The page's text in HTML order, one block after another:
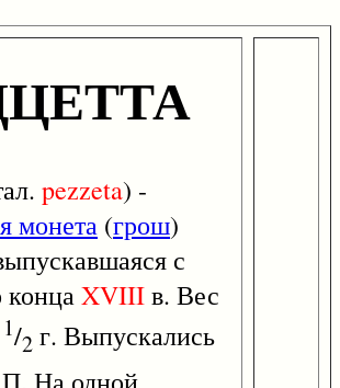
pezzeta) -
монета (грош)
с
концаXVIIIв. Вес
1/2 г. Выпускались